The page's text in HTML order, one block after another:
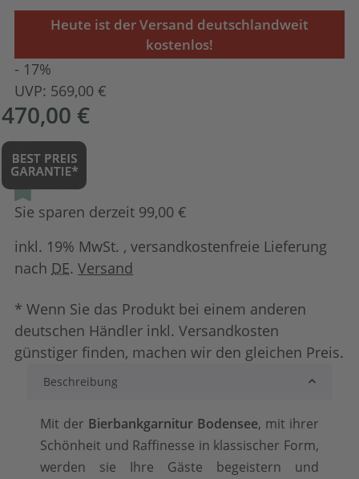
Heute ist der Versand deutschlandweit
kostenlos!
- 17%
UVP: 569,00 €
470,00 €
Sie sparen derzeit 99,00 €
inkl. 19% MwSt. , versandkostenfreie Lieferung
nach DE.Versand
* Wenn Sie das Produkt bei einem anderen
deutschen Händler inkl. Versandkosten
günstiger finden, machen wir den gleichen Preis.
Beschreibung
Mit der Bierbankgarnitur Bodensee, mit ihrer
Schönheit und Raffinesse in klassischer Form,
werden sie Ihre Gäste begeistern und